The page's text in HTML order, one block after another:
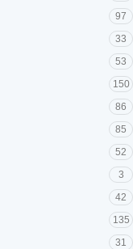
97
33
53
150
86
85
52
3
42
135
31